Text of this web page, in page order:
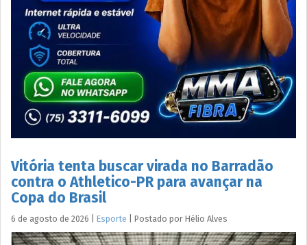
Vitória tenta buscar virada no Barradão
contra o Athletico-PR para avançar na
Copa do Brasil
6 de agosto de 2026 Esporte Postado por Hélio Alves